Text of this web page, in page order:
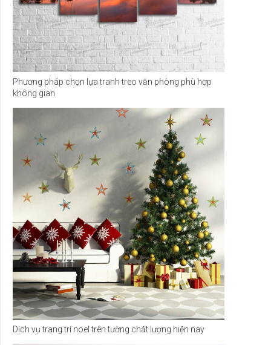
Phương pháp chọn lựa tranh treo văn phòng phù hợp
không gian
Dịch vụ trang trí noel trên tường chất lượng hiện nay